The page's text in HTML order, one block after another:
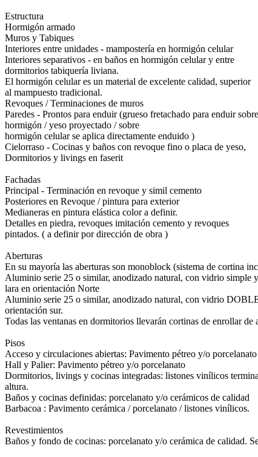
Estructura
Hormigón armado
Muros y Tabiques
Interiores entre unidades - mampostería en hormigón celular
Interiores separativos - en baños en hormigón celular y entre
dormitorios tabiquería liviana.
El hormigón celular es un material de excelente calidad, superior
al mampuesto tradicional.
Revoques / Terminaciones de muros
Paredes - Prontos para enduir (grueso fretachado para enduir sobre
hormigón / yeso proyectado / sobre
hormigón celular se aplica directamente enduido )
Cielorraso - Cocinas y baños con revoque fino o placa de yeso,
Dormitorios y livings en faserit
Fachadas
Principal - Terminación en revoque y simil cemento
Posteriores en Revoque / pintura para exterior
Medianeras en pintura elástica color a definir.
Detalles en piedra, revoques imitación cemento y revoques
pintados. ( a definir por dirección de obra )
Aberturas
En su mayoría las aberturas son monoblock (sistema de cortina
Aluminio serie 25 o similar, anodizado natural, con vidrio simple
lara en orientación Norte
Aluminio serie 25 o similar, anodizado natural, con vidrio
orientación sur.
Todas las ventanas en dormitorios llevarán cortinas de enrollar de
Pisos
Acceso y circulaciones abiertas: Pavimento pétreo y/o porcelanato
Hall y Palier: Pavimento pétreo y/o porcelanato
Dormitorios, livings y cocinas integradas: listones vinílicos
altura.
Baños y cocinas definidas: porcelanato y/o cerámicos de calidad
Barbacoa : Pavimento cerámica / porcelanato / listones vinílicos.
Revestimientos
Baños y fondo de cocinas: porcelanato y/o cerámica de calidad.